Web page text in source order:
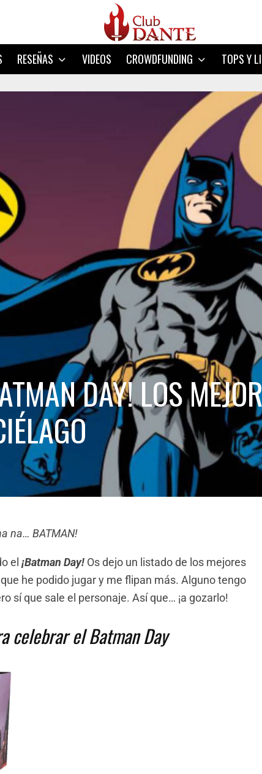
RESEÑAS VIDEOS CROWDFUNDING TOPS Y
DAY! LOS
na… BATMAN!
el ¡Batman Day! Os dejo un listado de los mejores
he podido jugar y me flipan más. Alguno tengo
sí que sale el personaje. Así que… ¡a gozarlo!
celebrar el Batman Day